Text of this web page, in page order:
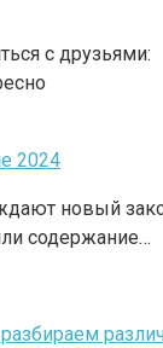
с друзьями:
2024
новый
содержание…